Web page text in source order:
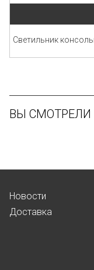
Светильник
ВЫ СМОТРЕЛИ
Новости
Доставка